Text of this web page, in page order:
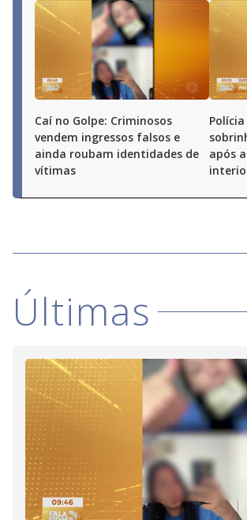
Caí no Golpe: Criminosos
vendem ingressos falsos e
ainda roubam identidades de
vítimas
após
Últimas